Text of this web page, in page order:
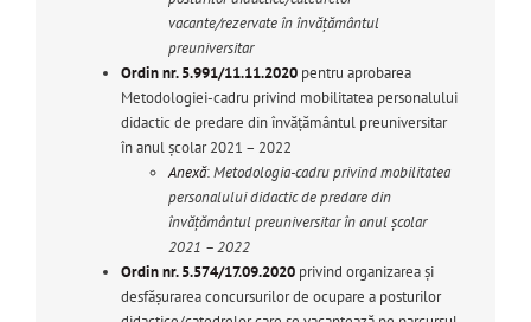
vacante/rezervate în învăţământul
preuniversitar
Ordin nr. 5.991/11.11.2020pentru aprobarea
Metodologiei-cadru privind mobilitatea personalului
didactic de predare din învățământul preuniversitar
în anul școlar 2021 – 2022
Anexă:Metodologia-cadru privind mobilitatea
personalului didactic de predare din
învățământul preuniversitar în anul școlar
2021 – 2022
Ordin nr. 5.574/17.09.2020privind organizarea şi
desfăşurarea concursurilor de ocupare a posturilor